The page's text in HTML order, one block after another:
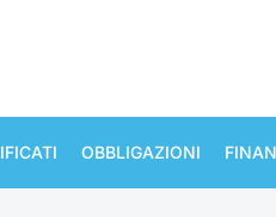
OBBLIGAZIONI